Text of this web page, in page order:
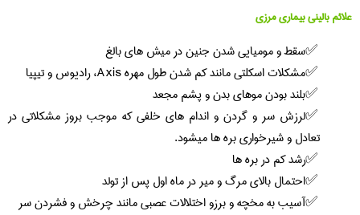
علائم بالینی بیماری مرزی
سقط و مومیایی شدن جنین در میش های بالغ
مشکلات اسکلتی مانند کم شدن طول مهره Axis، رادیوس و تیپیا
بلند بودن موهای بدن و پشم مجعد
لرزش سر و گردن و اندام های خلفی که موجب بروز مشکلاتی در
تعادل و شیرخواری بره ها میشود.
رشد کم در بره ها
احتمال بالای مرگ و میر در ماه اول پس از تولد
آسیب به مخچه و برزو اختلالات عصبی مانند چرخش و فشردن سر